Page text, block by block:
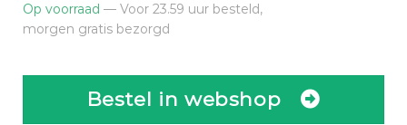
Op voorraad — Voor 23.59 uur besteld,
morgen gratis bezorgd
Bestel in webshop